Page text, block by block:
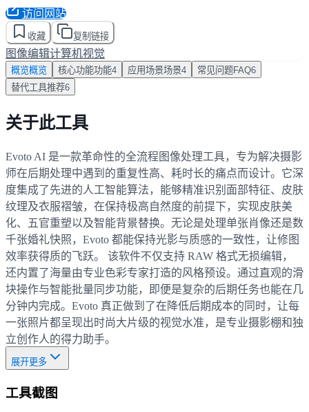
访问网站
收藏 复制链接
图像编辑计算机视觉
概览概览 核心功能功能4 应用场景场景4 常见问题 FAQ6
替代工具推荐6
关于此工具
Evoto AI 是一款革命性的全流程图像处理工具，专为解决摄影
师在后期处理中遇到的重复性高、耗时长的痛点而设计。它深
度集成了先进的人工智能算法，能够精准识别面部特征、皮肤
纹理及衣服褶皱，在保持极高自然度的前提下，实现皮肤美
化、五官重塑以及智能背景替换。无论是处理单张肖像还是数
千张婚礼快照，Evoto 都能保持光影与质感的一致性，让修图
效率获得质的飞跃。 该软件不仅支持 RAW 格式无损编辑，
还内置了海量由专业色彩专家打造的风格预设。通过直观的滑
块操作与智能批量同步功能，即便是复杂的后期任务也能在几
分钟内完成。Evoto 真正做到了在降低后期成本的同时，让每
一张照片都呈现出时尚大片级的视觉水准，是专业摄影棚和独
立创作人的得力助手。
展开更多
工具截图